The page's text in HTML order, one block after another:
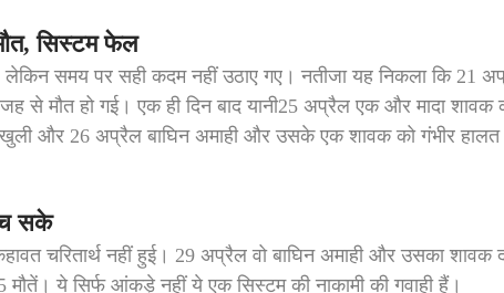
सिस्टम फेल
लेकिन समय पर सही कदम नहीं उठाए गए। नतीजा यह निकला कि 21
से मौत हो गई। एक ही दिन बाद यानी25 अप्रैल एक और मादा शावक
और 26 अप्रैल बाघिन अमाही और उसके एक शावक को गंभीर हालत
सके
चरितार्थ नहीं हुई। 29 अप्रैल वो बाघिन अमाही और उसका शावक
मौतें। ये सिर्फ आंकड़े नहीं ये एक सिस्टम की नाकामी की गवाही हैं।